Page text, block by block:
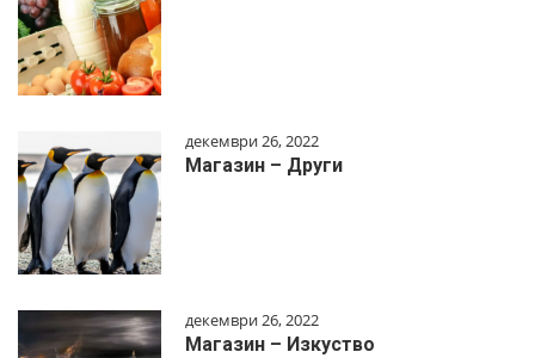
декември 26, 2022
Магазин – Други
декември 26, 2022
Магазин – Изкуство